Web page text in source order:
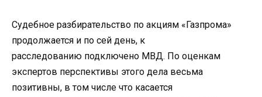
Судебное разбирательство по акциям «Газпрома»
продолжается и по сей день, к
расследованию подключено МВД. По оценкам
экспертов перспективы этого дела весьма
позитивны, в том числе что касается